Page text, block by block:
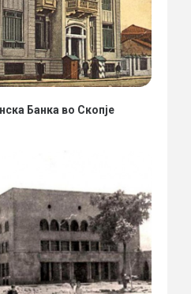
Банка во Скопје